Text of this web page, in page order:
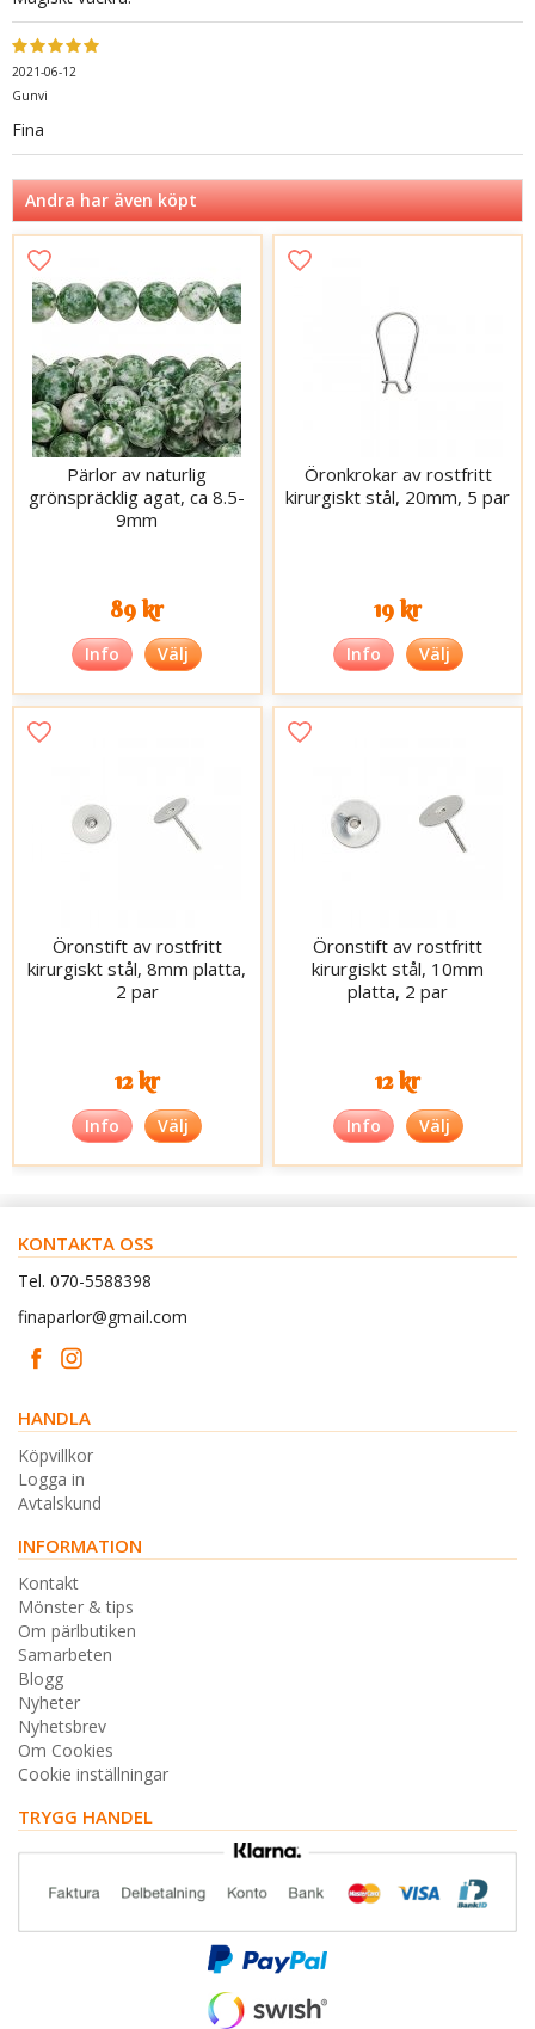
2021-06-12
Gunvi
Fina
Andra har även köpt
Pärlor av naturlig
grönspräcklig agat, ca 8.5-
9mm
89 kr
Info Välj
Öronkrokar av rostfritt
kirurgiskt stål, 20mm, 5 par
19 kr
Info Välj
Öronstift av rostfritt
kirurgiskt stål, 8mm platta,
2 par
12 kr
Info Välj
Öronstift av rostfritt
kirurgiskt stål, 10mm
platta, 2 par
12 kr
Info Välj
KONTAKTA OSS
Tel. 070-5588398
finaparlor@gmail.com
HANDLA
Köpvillkor
Logga in
Avtalskund
INFORMATION
Kontakt
Mönster & tips
Om pärlbutiken
Samarbeten
Blogg
Nyheter
Nyhetsbrev
Om Cookies
Cookie inställningar
TRYGG HANDEL